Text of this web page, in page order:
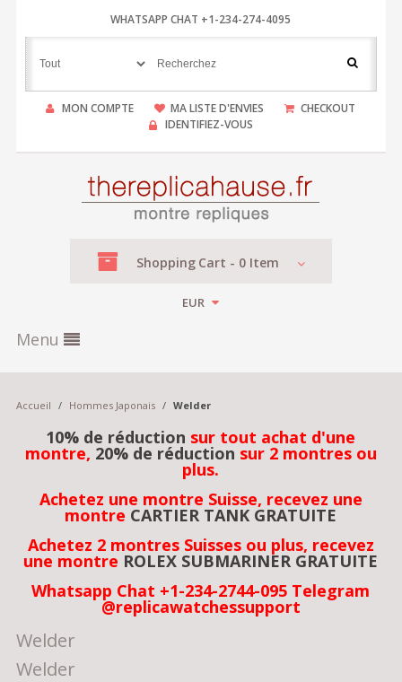
WHATSAPP CHAT +1-234-274-4095
MON COMPTE MA LISTE D'ENVIES
CHECKOUT
IDENTIFIEZ-VOUS
Shopping Cart - 0Item
EUR
Menu
Accueil / Hommes Japonais / Welder
10% de réduction sur tout achat d'une
montre, 20% de réduction sur 2 montres ou
plus.
Achetez une montre Suisse, recevez une
montre CARTIER TANK GRATUITE
Achetez 2 montres Suisses ou plus, recevez
une montre ROLEX SUBMARINER GRATUITE
Whatsapp Chat +1-234-2744-095 Telegram
@replicawatchessupport
Welder
Welder